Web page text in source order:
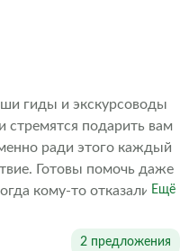
гиды и экскурсоводы
стремятся подарить вам
ради этого каждый
Готовы помочь даже
кому-то отказали в
другими
Ещё
2 предложения